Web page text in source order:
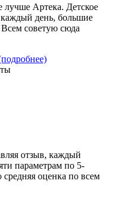
лучше Артека. Детское
каждый день, большие
советую сюда
отзыв, каждый
параметрам по 5-
оценка по всем